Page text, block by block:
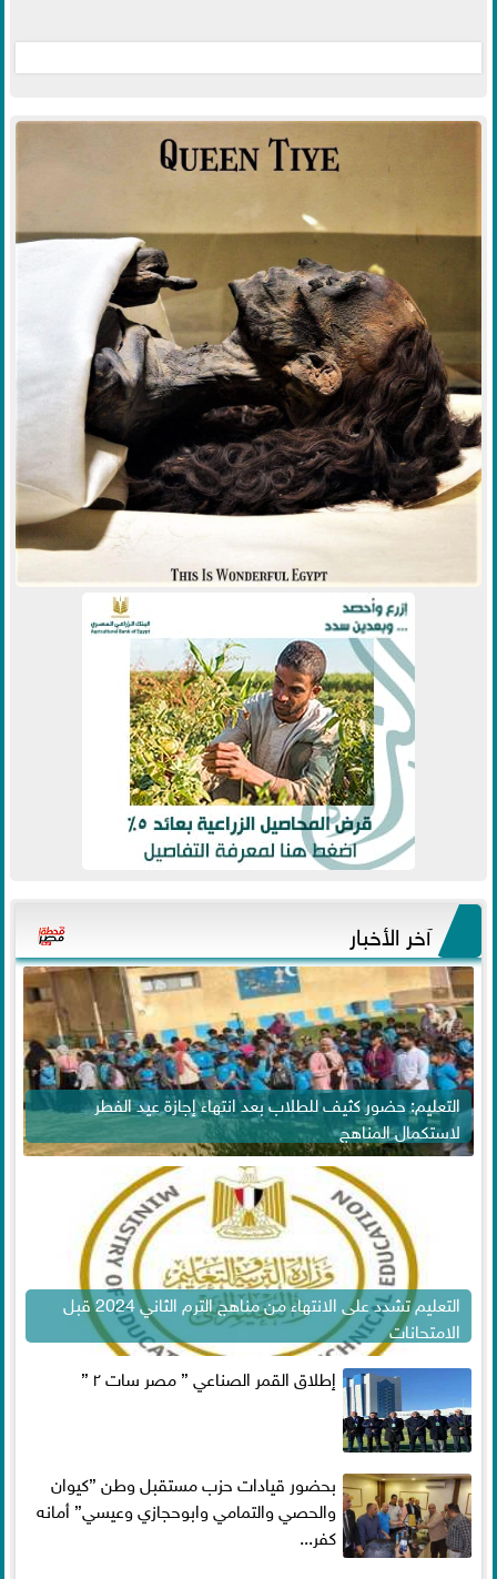
آخر الأخبار
التعليم: حضور كثيف للطلاب بعد انتهاء إجازة عيد الفطر
لاستكمال المناهج
التعليم تشدد على الانتهاء من مناهج الترم الثاني 2024 قبل
الامتحانات
إطلاق القمر الصناعي ” مصر سات ٢ ”
بحضور قيادات حزب مستقبل وطن ”كيوان
والحصي والتمامي وابوحجازي وعيسي” أمانه
كفر...